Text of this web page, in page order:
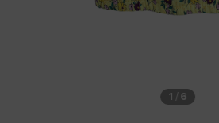
1 / 6